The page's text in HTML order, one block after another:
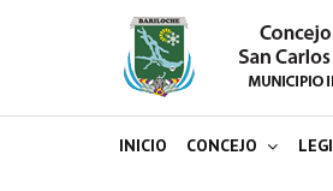
INICIO CONCEJO